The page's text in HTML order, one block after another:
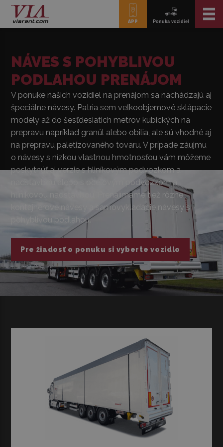
APP Ponuka vozidiel
NÁVES S POHYBLIVOU
PODLAHOU PRENÁJOM
V ponuke našich vozidiel na prenájom sa nachádzajú aj
špeciálne návesy. Patria sem veľkoobjemové sklápacie
modely až do šesťdesiatich metrov kubických na
prepravu napríklad granúl alebo obilia, ale sú vhodné aj
na prepravu paletizovaného tovaru. V prípade záujmu
o návesy s nízkou vlastnou hmotnosťou vám môžeme
poskytnúť aj verzie s hliníkovým podvozkom a
nadstavbou alebo s oceľovým podvozkom a
hliníkovou nadstavbou. Prenajímame tiež rôzne
kontajnerové návesy a samovykladacie návesy s
pohyblivou podlahou.
Pre žiadosť o ponuku si vyberte vozidlo